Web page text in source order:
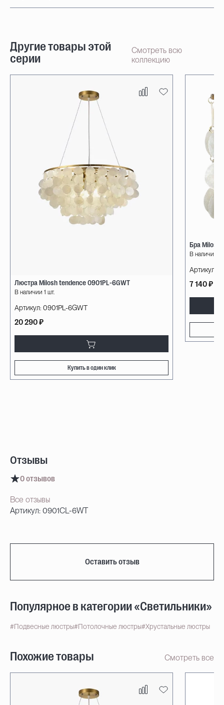
Другие товары этой
серии
Смотреть всю
коллекцию
Люстра Milosh tendence 0901PL-6GWT
В наличии 1 шт.
Артикул: 0901PL-6GWT
20 290 ₽
Купить в один клик
Бра Milosh
В наличии 4
Артикул:
7 140 ₽
Отзывы
0 отзывов
Все отзывы
Артикул: 0901CL-6WT
Оставить отзыв
Популярное в категории «Светильники»
#Подвесные люстры#Потолочные люстры#Хрустальные люстры
Похожие товары Смотреть все